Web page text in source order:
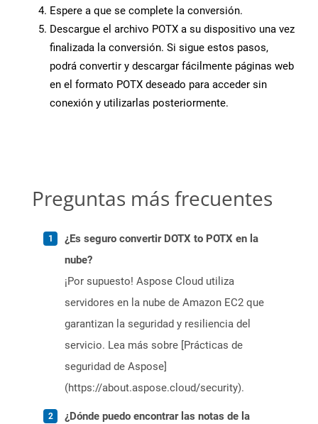
Espere a que se complete la conversión.
Descargue el archivo POTX a su dispositivo una vez
finalizada la conversión. Si sigue estos pasos,
podrá convertir y descargar fácilmente páginas web
en el formato POTX deseado para acceder sin
conexión y utilizarlas posteriormente.
Preguntas más frecuentes
¿Es seguro convertir DOTX to POTX en la
nube?
¡Por supuesto! Aspose Cloud utiliza
servidores en la nube de Amazon EC2 que
garantizan la seguridad y resiliencia del
servicio. Lea más sobre [Prácticas de
seguridad de Aspose]
(https://about.aspose.cloud/security).
¿Dónde puedo encontrar las notas de la